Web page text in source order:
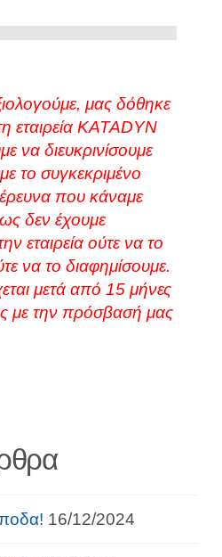
μας δόθηκε
εταιρεία KATADYN
να διευκρινίσουμε
το συγκεκριμένο
που κάναμε
δεν έχουμε
εταιρεία ούτε να το
να το διαφημίσουμε.
μετά από 15 μήνες
με την πρόσβασή μας
16/12/2024